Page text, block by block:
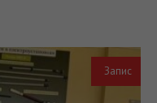
Запис